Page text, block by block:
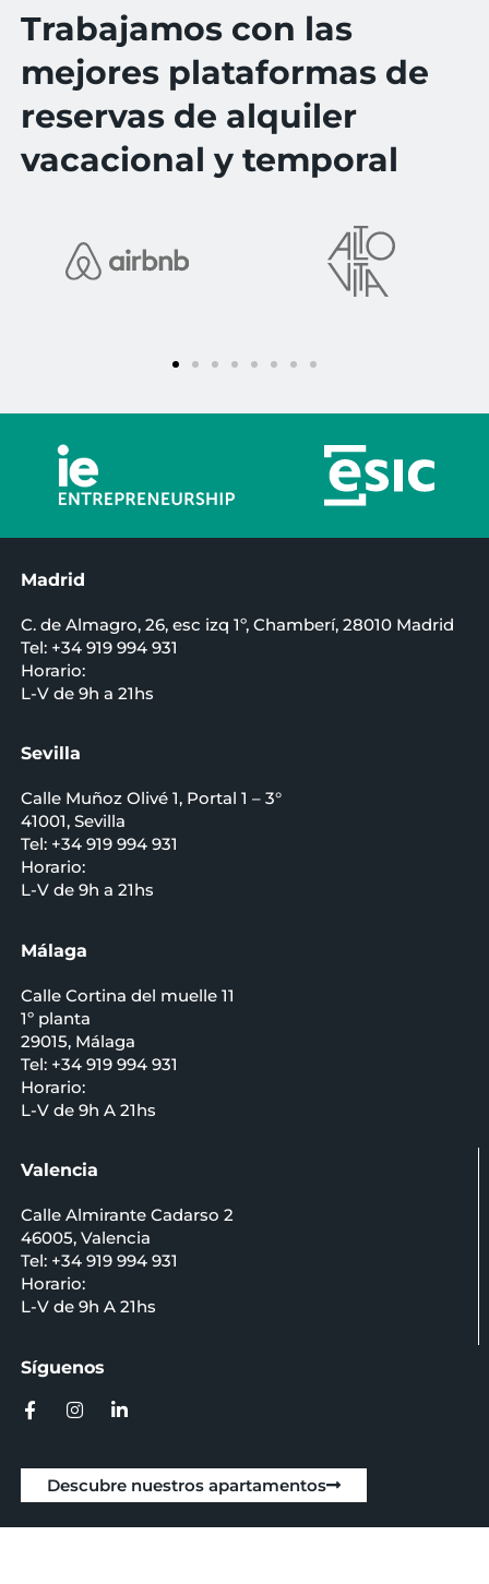
Trabajamos con las
mejores plataformas de
reservas de alquiler
vacacional y temporal
Madrid
C. de Almagro, 26, esc izq 1º, Chamberí, 28010 Madrid
Tel: +34 919 994 931
Horario:
L-V de 9h a 21hs
Sevilla
Calle Muñoz Olivé 1, Portal 1 – 3°
41001, Sevilla
Tel: +34 919 994 931
Horario:
L-V de 9h a 21hs
Málaga
Calle Cortina del muelle 11
1º planta
29015, Málaga
Tel: +34 919 994 931
Horario:
L-V de 9h A 21hs
Valencia
Calle Almirante Cadarso 2
46005, Valencia
Tel: +34 919 994 931
Horario:
L-V de 9h A 21hs
Síguenos
Descubre nuestros apartamentos